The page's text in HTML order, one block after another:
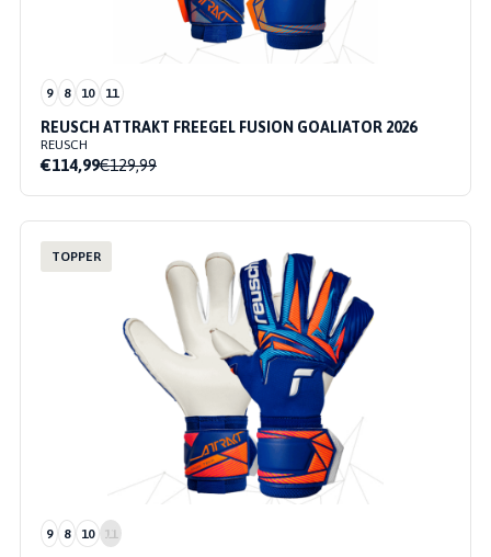
9 8 10 11
REUSCH ATTRAKT FREEGEL FUSION GOALIATOR 2026
REUSCH
€114,99€129,99
TOPPER
9 8 10 11